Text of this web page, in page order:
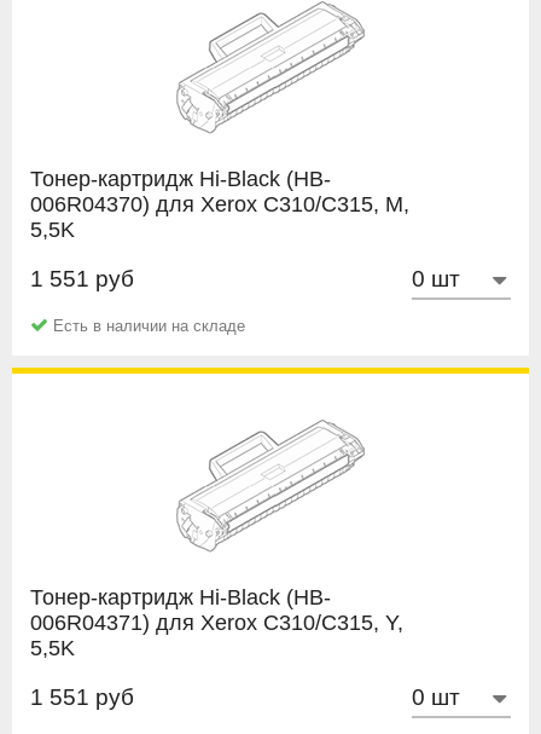
Тонер-картридж Hi-Black (HB-
006R04370) для Xerox C310/C315, M,
5,5K
Hi-Black
1 551 руб
Есть в наличии на складе
Тонер-картридж Hi-Black (HB-
006R04371) для Xerox C310/C315, Y,
5,5K
Hi-Black
1 551 руб